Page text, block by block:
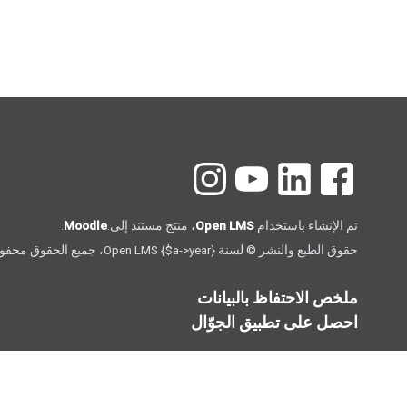
تم الإنشاء باستخدام Open LMS، منتج مستند إلى. Moodle
حقوق الطبع والنشر © لسنة {‎$a->year} Open LMS، جميع الحقوق محفوظة.
ملخص الاحتفاظ بالبيانات
احصل على تطبيق الجوّال